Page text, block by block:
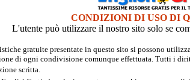
CONDIZIONI DI USO DI
L'utente può utilizzare il nostro sito solo se
gratuite presentate in questo sito si possono
di ogni condivisione comunque effettuata. Tutti i
scritta.